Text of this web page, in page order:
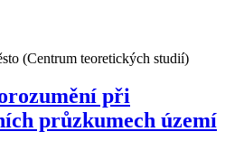
(Centrum teoretických studií)
při
průzkumech území